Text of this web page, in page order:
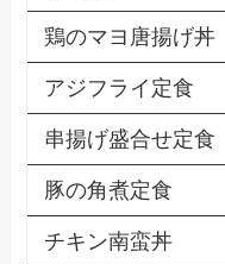
鶏のマヨ唐揚げ丼
アジフライ定食
串揚げ盛合せ定食
豚の角煮定食
チキン南蛮丼